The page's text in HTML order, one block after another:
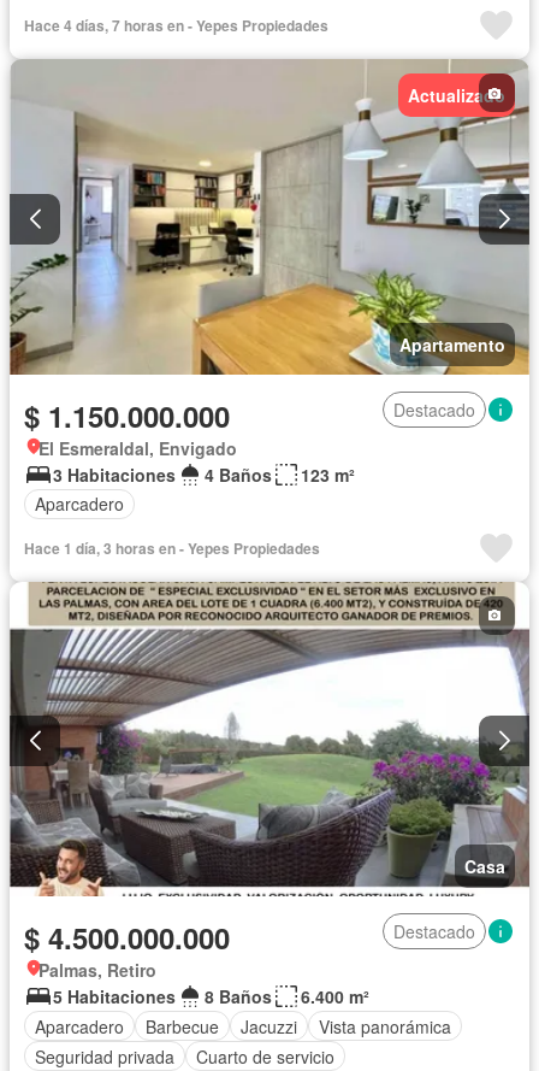
Hace 4 días, 7 horas en - Yepes Propiedades
Actualizado
Apartamento
$ 1.150.000.000
Destacado
El Esmeraldal, Envigado
3 Habitaciones
4 Baños
123 m²
Aparcadero
Hace 1 día, 3 horas en - Yepes Propiedades
Casa
$ 4.500.000.000
Destacado
Palmas, Retiro
5 Habitaciones
8 Baños
6.400 m²
Aparcadero
Barbecue Jacuzzi
Vista panorámica
Seguridad privada
Cuarto de servicio